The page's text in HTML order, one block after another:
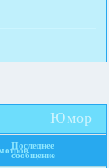
Юмор
Последнее
сообщение